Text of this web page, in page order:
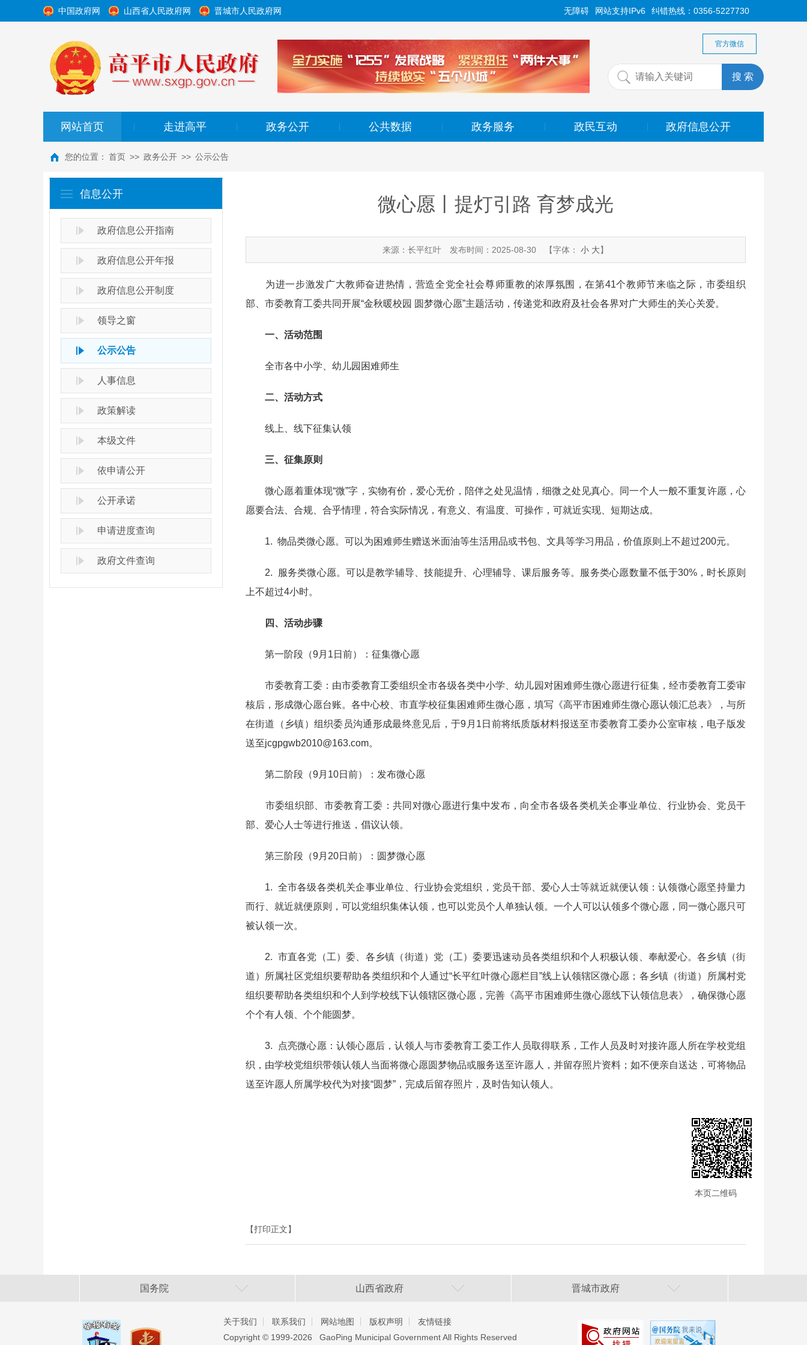
中国政府网 山西省人民政府网 晋城市人民政府网 纠错热线：0356-5227730
网站支持IPv6
无障碍
官方微信
网站首页 走进高平 政务公开 公共数据 政务服务 政民互动 政府信息公开
您的位置： 首页 >> 政务公开 >> 公示公告
信息公开
政府信息公开指南
政府信息公开年报
政府信息公开制度
领导之窗
公示公告
人事信息
政策解读
本级文件
依申请公开
公开承诺
申请进度查询
政府文件查询
微心愿丨提灯引路 育梦成光
来源：长平红叶 发布时间：2025-08-30 【字体：小 大】
为进一步激发广大教师奋进热情，营造全党全社会尊师重教的浓厚氛围，在第41个教师节来临之际，市委组织
部、市委教育工委共同开展“金秋暖校园 圆梦微心愿”主题活动，传递党和政府及社会各界对广大师生的关心关爱。
一、活动范围
全市各中小学、幼儿园困难师生
二、活动方式
线上、线下征集认领
三、征集原则
微心愿着重体现“微”字，实物有价，爱心无价，陪伴之处见温情，细微之处见真心。同一个人一般不重复许愿，心
愿要合法、合规、合乎情理，符合实际情况，有意义、有温度、可操作，可就近实现、短期达成。
1. 物品类微心愿。可以为困难师生赠送米面油等生活用品或书包、文具等学习用品，价值原则上不超过200元。
2. 服务类微心愿。可以是教学辅导、技能提升、心理辅导、课后服务等。服务类心愿数量不低于30%，时长原则
上不超过4小时。
四、活动步骤
第一阶段（9月1日前）：征集微心愿
市委教育工委：由市委教育工委组织全市各级各类中小学、幼儿园对困难师生微心愿进行征集，经市委教育工委审
核后，形成微心愿台账。各中心校、市直学校征集困难师生微心愿，填写《高平市困难师生微心愿认领汇总表》，与所
在街道（乡镇）组织委员沟通形成最终意见后，于9月1日前将纸质版材料报送至市委教育工委办公室审核，电子版发
送至jcgpgwb2010@163.com。
第二阶段（9月10日前）：发布微心愿
市委组织部、市委教育工委：共同对微心愿进行集中发布，向全市各级各类机关企事业单位、行业协会、党员干
部、爱心人士等进行推送，倡议认领。
第三阶段（9月20日前）：圆梦微心愿
1. 全市各级各类机关企事业单位、行业协会党组织，党员干部、爱心人士等就近就便认领：认领微心愿坚持量力
而行、就近就便原则，可以党组织集体认领，也可以党员个人单独认领。一个人可以认领多个微心愿，同一微心愿只可
被认领一次。
2. 市直各党（工）委、各乡镇（街道）党（工）委要迅速动员各类组织和个人积极认领、奉献爱心。各乡镇（街
道）所属社区党组织要帮助各类组织和个人通过“长平红叶微心愿栏目”线上认领辖区微心愿；各乡镇（街道）所属村党
组织要帮助各类组织和个人到学校线下认领辖区微心愿，完善《高平市困难师生微心愿线下认领信息表》，确保微心愿
个个有人领、个个能圆梦。
3. 点亮微心愿：认领心愿后，认领人与市委教育工委工作人员取得联系，工作人员及时对接许愿人所在学校党组
织，由学校党组织带领认领人当面将微心愿圆梦物品或服务送至许愿人，并留存照片资料；如不便亲自送达，可将物品
送至许愿人所属学校代为对接“圆梦”，完成后留存照片，及时告知认领人。
本页二维码
【打印正文】
国务院 山西省政府 晋城市政府
关于我们 联系我们 网站地图 版权声明
友情链接
Copyright ©️ 1999-2026 GaoPing Municipal Government All Rights Reserved